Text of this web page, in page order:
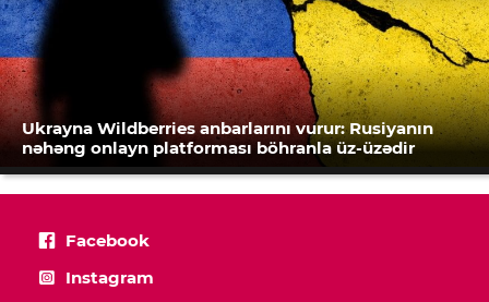
Ukrayna Wildberries anbarlarını vurur: Rusiyanın
nəhəng onlayn platforması böhranla üz-üzədir
Facebook
Instagram